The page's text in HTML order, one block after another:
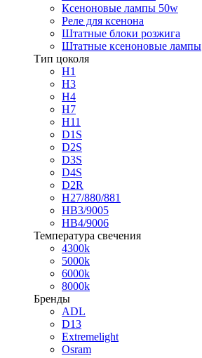
Ксеноновые лампы 50w
Реле для ксенона
Штатные блоки розжига
Штатные ксеноновые лампы
Тип цоколя
H1
H3
H4
H7
H11
D1S
D2S
D3S
D4S
D2R
H27/880/881
HB3/9005
HB4/9006
Температура свечения
4300k
5000k
6000k
8000k
Бренды
ADL
D13
Extremelight
Osram